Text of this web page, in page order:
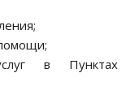
в Пунктах